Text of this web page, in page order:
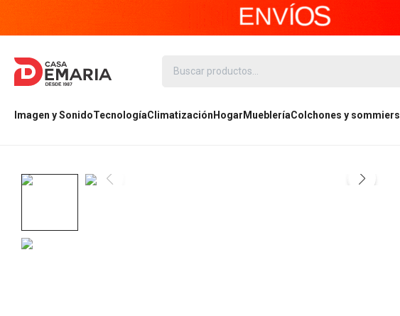
Imagen y SonidoTecnologíaClimatización Hogar MuebleríaColchones y sommiers